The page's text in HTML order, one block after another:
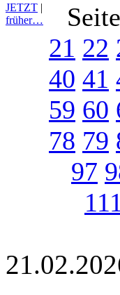
JETZT |
früher…
21 22
40 41
59 60
78 79
97
111